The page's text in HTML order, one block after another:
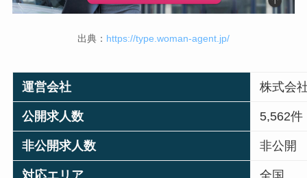
出典： https://type.woman-agent.jp/
運営会社 株式会
公開求人数 5,562件
非公開求人数 非公開
対応エリア 全国